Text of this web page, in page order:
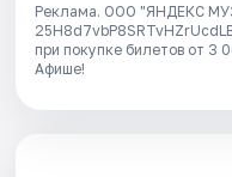
Реклама. ООО "ЯНДЕКС
при покупке билетов от 3
Афише!